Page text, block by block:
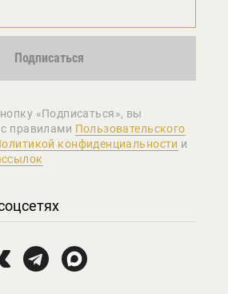
Подписаться
«Подписаться», вы
правилами Пользовательского
конфиденциальности и